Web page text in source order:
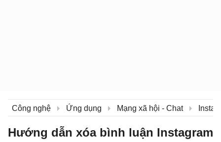
Công nghệ Ứng dụng Mạng xã hội - Chat
Hướng dẫn xóa bình luận Instagram